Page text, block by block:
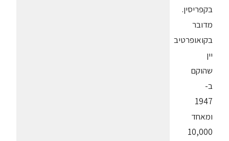
בקפריסין.
מדובר
בקואופרטיב
יין
שהוקם
ב-
1947
ומאחד
10,000